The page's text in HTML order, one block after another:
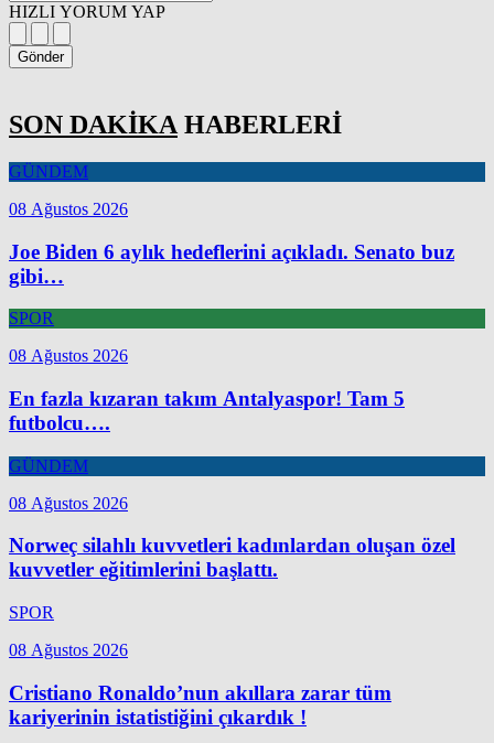
HIZLI YORUM YAP
Gönder
SON DAKİKA HABERLERİ
GÜNDEM
08 Ağustos 2026
Joe Biden 6 aylık hedeflerini açıkladı. Senato buz
gibi…
SPOR
08 Ağustos 2026
En fazla kızaran takım Antalyaspor! Tam 5
futbolcu….
GÜNDEM
08 Ağustos 2026
Norweç silahlı kuvvetleri kadınlardan oluşan özel
kuvvetler eğitimlerini başlattı.
SPOR
08 Ağustos 2026
Cristiano Ronaldo’nun akıllara zarar tüm
kariyerinin istatistiğini çıkardık !